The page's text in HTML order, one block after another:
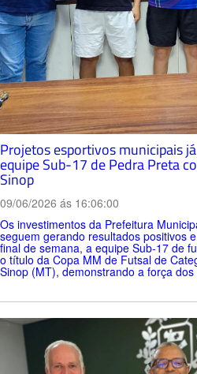
Projetos esportivos municipais
equipe Sub-17 de Pedra Preta
Sinop
09/06/2026 ás 16:06:00
Os investimentos da Prefeitura
seguem gerando resultados positivos
final de semana, a equipe Sub-17 de
o título da Copa MM de Futsal de
Sinop (MT), demonstrando a força